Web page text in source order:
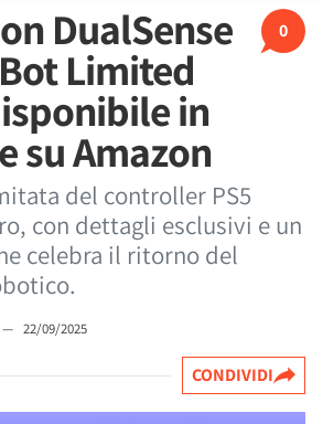
0
DualSense
Limited
in
su Amazon
del controller PS5
con dettagli esclusivi e un
celebra il ritorno del
— 22/09/2025
CONDIVIDI